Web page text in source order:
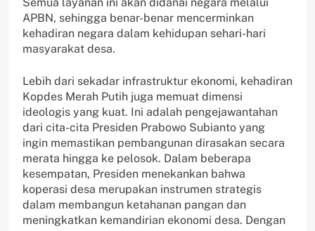
APBN, sehingga benar-benar mencerminkan
kehadiran negara dalam kehidupan sehari-hari
masyarakat desa.
Lebih dari sekadar infrastruktur ekonomi, kehadiran
Kopdes Merah Putih juga memuat dimensi
ideologis yang kuat. Ini adalah pengejawantahan
dari cita-cita Presiden Prabowo Subianto yang
ingin memastikan pembangunan dirasakan secara
merata hingga ke pelosok. Dalam beberapa
kesempatan, Presiden menekankan bahwa
koperasi desa merupakan instrumen strategis
dalam membangun ketahanan pangan dan
meningkatkan kemandirian ekonomi desa. Dengan